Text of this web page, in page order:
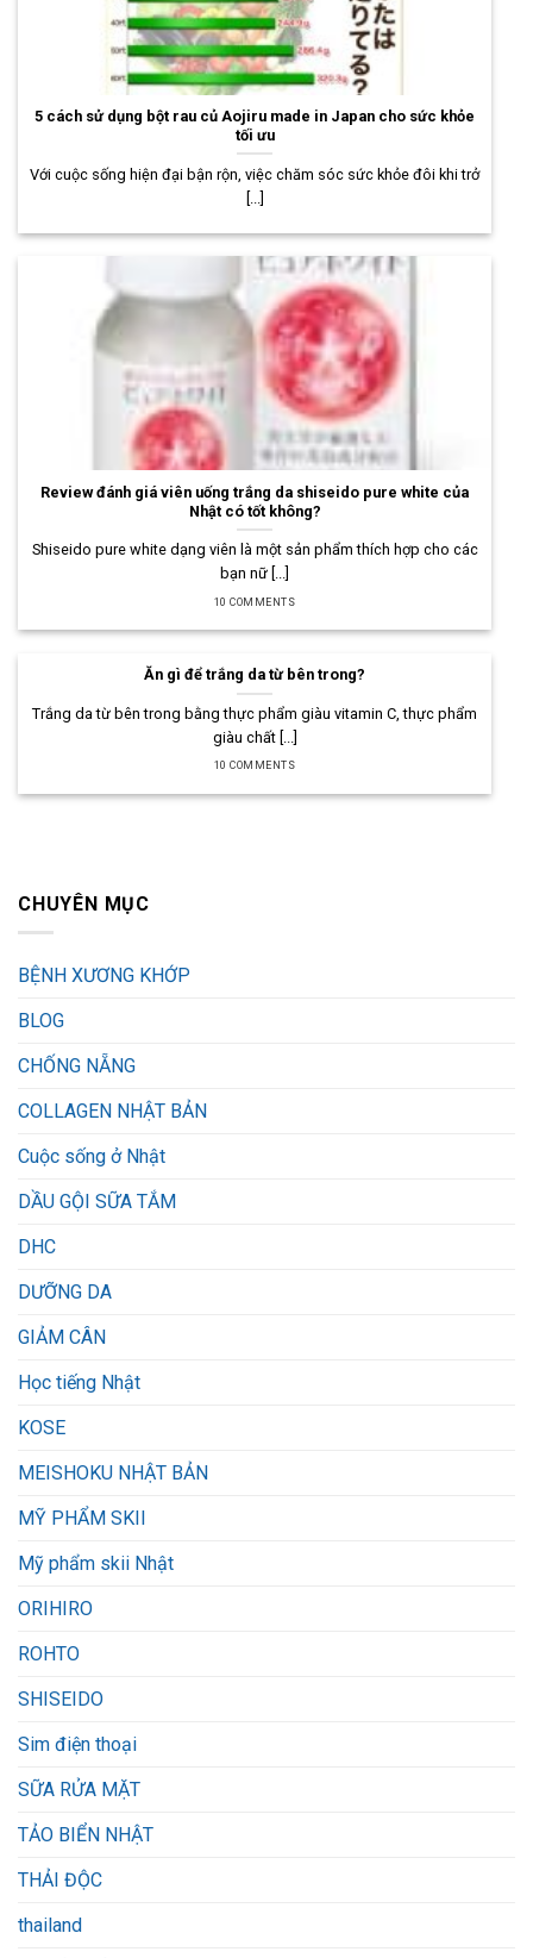
5 cách sử dụng bột rau củ Aojiru made in Japan cho sức khỏe
tối ưu
Với cuộc sống hiện đại bận rộn, việc chăm sóc sức khỏe đôi khi trở
[...]
Review đánh giá viên uống trắng da shiseido pure white của
Nhật có tốt không?
Shiseido pure white dạng viên là một sản phẩm thích hợp cho các
bạn nữ [...]
10 COMMENTS
Ăn gì để trắng da từ bên trong?
Trắng da từ bên trong bằng thực phẩm giàu vitamin C, thực phẩm
giàu chất [...]
10 COMMENTS
CHUYÊN MỤC
BỆNH XƯƠNG KHỚP
BLOG
CHỐNG NẴNG
COLLAGEN NHẬT BẢN
Cuộc sống ở Nhật
DẦU GỘI SỮA TẮM
DHC
DƯỠNG DA
GIẢM CÂN
Học tiếng Nhật
KOSE
MEISHOKU NHẬT BẢN
MỸ PHẨM SKII
Mỹ phẩm skii Nhật
ORIHIRO
ROHTO
SHISEIDO
Sim điện thoại
SỮA RỬA MẶT
TẢO BIỂN NHẬT
THẢI ĐỘC
thailand